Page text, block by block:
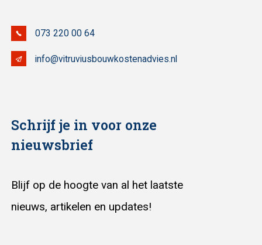
073 220 00 64
info@vitruviusbouwkostenadvies.nl
Schrijf je in voor onze
nieuwsbrief
Blijf op de hoogte van al het laatste
nieuws, artikelen en updates!